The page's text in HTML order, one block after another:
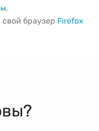
.
браузер Firefox